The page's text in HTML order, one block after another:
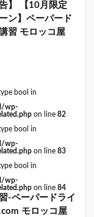
】 【10月限定
ン】ペーパード
習 モロッコ屋
bool in
wp-
on line 82
bool in
wp-
on line 83
bool in
wp-
on line 84
-ペーパードライ
モロッコ屋